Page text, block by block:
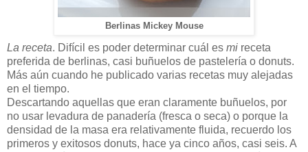
Berlinas Mickey Mouse
La receta. Difícil es poder determinar cuál es mi receta
preferida de berlinas, casi buñuelos de pastelería o donuts.
Más aún cuando he publicado varias recetas muy alejadas
en el tiempo.
Descartando aquellas que eran claramente buñuelos, por
no usar levadura de panadería (fresca o seca) o porque la
densidad de la masa era relativamente fluida, recuerdo los
primeros y exitosos donuts, hace ya cinco años, casi seis. A